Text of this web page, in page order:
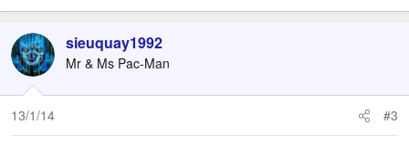
sieuquay1992
Mr & Ms Pac-Man
13/1/14 #3